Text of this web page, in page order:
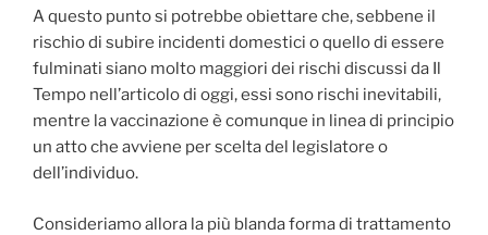
A questo punto si potrebbe obiettare che, sebbene il
rischio di subire incidenti domestici o quello di essere
fulminati siano molto maggiori dei rischi discussi da Il
Tempo nell’articolo di oggi, essi sono rischi inevitabili,
mentre la vaccinazione è comunque in linea di principio
un atto che avviene per scelta del legislatore o
dell’individuo.
Consideriamo allora la più blanda forma di trattamento